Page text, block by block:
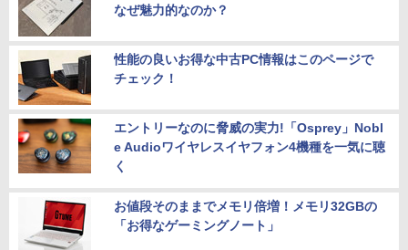
なぜ魅力的なのか？
性能の良いお得な中古PC情報はこのページで
チェック！
エントリーなのに脅威の実力!「Osprey」Nobl
e Audioワイヤレスイヤフォン4機種を一気に聴
く
お値段そのままでメモリ倍増！メモリ32GBの
「お得なゲーミングノート」